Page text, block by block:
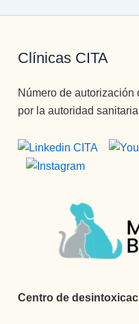
Clínicas CITA
Número de autorización
por la autoridad
Centro de